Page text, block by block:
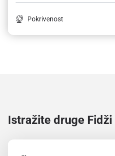
Pokrivenost
Istražite druge Fidži